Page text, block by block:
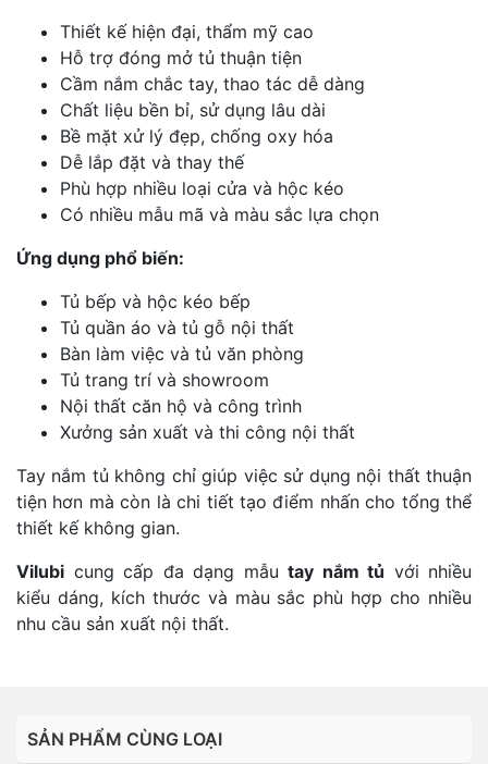
Thiết kế hiện đại, thẩm mỹ cao
Hỗ trợ đóng mở tủ thuận tiện
Cầm nắm chắc tay, thao tác dễ dàng
Chất liệu bền bỉ, sử dụng lâu dài
Bề mặt xử lý đẹp, chống oxy hóa
Dễ lắp đặt và thay thế
Phù hợp nhiều loại cửa và hộc kéo
Có nhiều mẫu mã và màu sắc lựa chọn
Ứng dụng phổ biến:
Tủ bếp và hộc kéo bếp
Tủ quần áo và tủ gỗ nội thất
Bàn làm việc và tủ văn phòng
Tủ trang trí và showroom
Nội thất căn hộ và công trình
Xưởng sản xuất và thi công nội thất
Tay nắm tủ không chỉ giúp việc sử dụng nội thất thuận
tiện hơn mà còn là chi tiết tạo điểm nhấn cho tổng thể
thiết kế không gian.
Vilubi cung cấp đa dạng mẫu tay nắm tủ với nhiều
kiểu dáng, kích thước và màu sắc phù hợp cho nhiều
nhu cầu sản xuất nội thất.
SẢN PHẨM CÙNG LOẠI